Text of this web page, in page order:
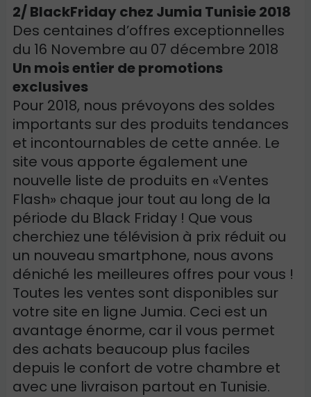
2/ BlackFriday chez Jumia Tunisie 2018
Des centaines d’offres exceptionnelles
du 16 Novembre au 07 décembre 2018
Un mois entier de promotions
exclusives
Pour 2018, nous prévoyons des soldes
importants sur des produits tendances
et incontournables de cette année. Le
site vous apporte également une
nouvelle liste de produits en «Ventes
Flash» chaque jour tout au long de la
période du Black Friday ! Que vous
cherchiez une télévision à prix réduit ou
un nouveau smartphone, nous avons
déniché les meilleures offres pour vous !
Toutes les ventes sont disponibles sur
votre site en ligne Jumia. Ceci est un
avantage énorme, car il vous permet
des achats beaucoup plus faciles
depuis le confort de votre chambre et
avec une livraison partout en Tunisie.